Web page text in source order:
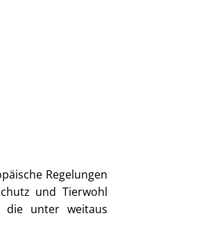
Regelungen
und Tierwohl
die unter weitaus